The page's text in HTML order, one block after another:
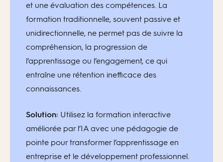
et une évaluation des compétences. La
formation traditionnelle, souvent passive et
unidirectionnelle, ne permet pas de suivre la
compréhension, la progression de
l’apprentissage ou l’engagement, ce qui
entraîne une rétention inefficace des
connaissances.
Solution: Utilisez la formation interactive
améliorée par l’IA avec une pédagogie de
pointe pour transformer l’apprentissage en
entreprise et le développement professionnel.